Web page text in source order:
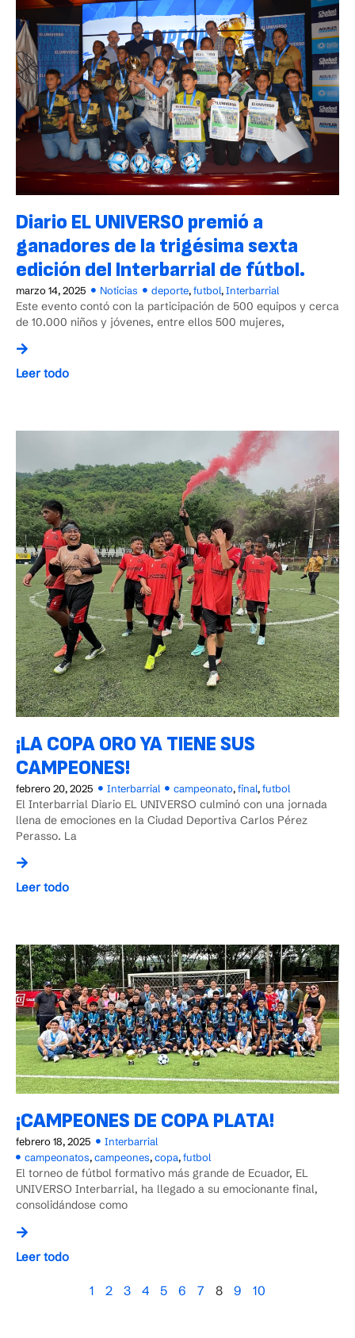
Diario EL UNIVERSO premió a
ganadores de la trigésima sexta
edición del Interbarrial de fútbol.
marzo 14, 2025 Noticias deporte,futbol,Interbarrial
Este evento contó con la participación de 500 equipos y cerca
de 10.000 niños y jóvenes, entre ellos 500 mujeres,
Leer todo
¡LA COPA ORO YA TIENE SUS
CAMPEONES!
febrero 20, 2025 Interbarrial campeonato,final,futbol
El Interbarrial Diario EL UNIVERSO culminó con una jornada
llena de emociones en la Ciudad Deportiva Carlos Pérez
Perasso. La
Leer todo
¡CAMPEONES DE COPA PLATA!
febrero 18, 2025
Interbarrial
campeonatos,campeones,copa,futbol
El torneo de fútbol formativo más grande de Ecuador, EL
UNIVERSO Interbarrial, ha llegado a su emocionante final,
consolidándose como
Leer todo
1 2 3 4 5 6 7 8 9 10